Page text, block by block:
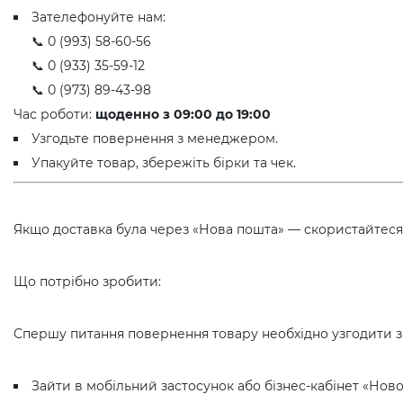
Зателефонуйте нам:
📞 0 (993) 58-60-56
📞 0 (933) 35-59-12
📞 0 (973) 89-43-98
Час роботи: щоденно з 09:00 до 19:00
Узгодьте повернення з менеджером.
Упакуйте товар, збережіть бірки та чек.
Якщо доставка була через «Нова пошта» —
Що потрібно зробити:
Спершу питання повернення товару необхідно
Зайти в мобільний застосунок або бізнес-кабінет